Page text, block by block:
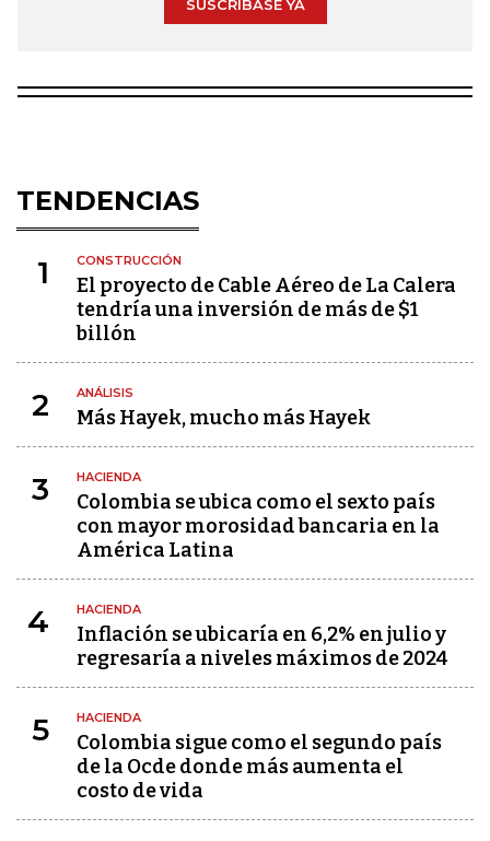
SUSCRÍBASE YA
TENDENCIAS
1 CONSTRUCCIÓN
El proyecto de Cable Aéreo de La Calera
tendría una inversión de más de $1
billón
2 ANÁLISIS
Más Hayek, mucho más Hayek
3 HACIENDA
Colombia se ubica como el sexto país
con mayor morosidad bancaria en la
América Latina
4 HACIENDA
Inflación se ubicaría en 6,2% en julio y
regresaría a niveles máximos de 2024
5 HACIENDA
Colombia sigue como el segundo país
de la Ocde donde más aumenta el
costo de vida